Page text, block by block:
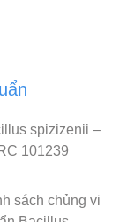
spizizenii –
101239
sách chủng vi